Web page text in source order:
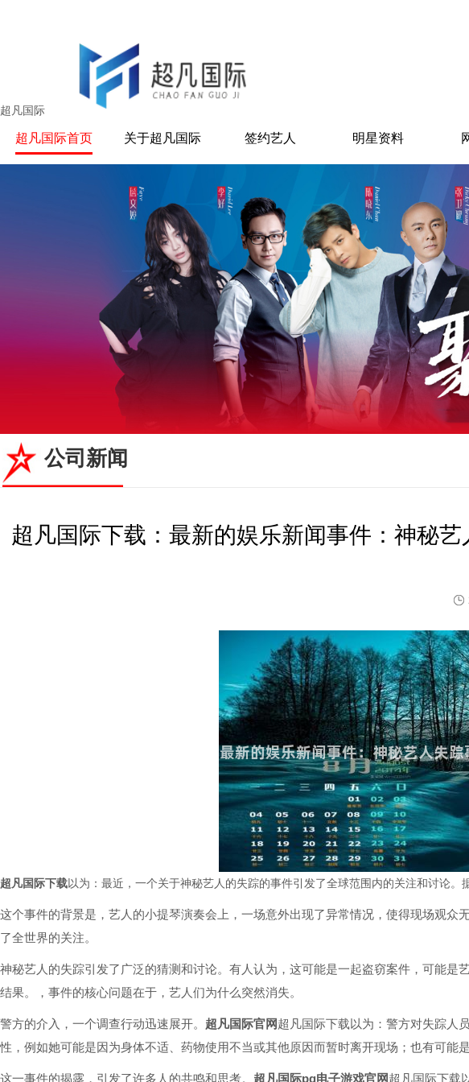
超凡国际
超凡国际首页 关于超凡国际 签约艺人 明星资料
公司新闻
超凡国际下载：最新的娱乐新闻事件：神秘
超凡国际下载以为：最近，一个关于神秘艺人的失踪的事件引发了全球范围内的关注和讨论。
这个事件的背景是，艺人的小提琴演奏会上，一场意外出现了异常情况，使得现场观
了全世界的关注。
神秘艺人的失踪引发了广泛的猜测和讨论。有人认为，这可能是一起盗窃案件，可能
结果。，事件的核心问题在于，艺人们为什么突然消失。
警方的介入，一个调查行动迅速展开。 超凡国际官网超凡国际下载以为：警方对失踪人
性，例如她可能是因为身体不适、药物使用不当或其他原因而暂时离开现场；也有可能
这一事件的揭露，引发了许多人的共鸣和思考。 超凡国际pg电子游戏官网超凡国际下载